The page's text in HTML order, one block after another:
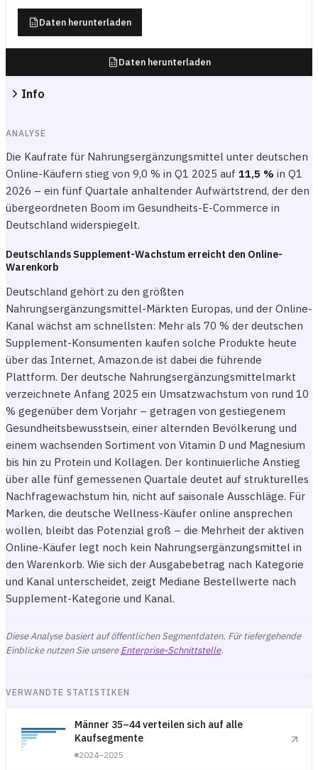
Daten herunterladen
Daten herunterladen
Info
ANALYSE
Die Kaufrate für Nahrungsergänzungsmittel unter deutschen
Online-Käufern stieg von 9,0 % in Q1 2025 auf 11,5 % in Q1
2026 – ein fünf Quartale anhaltender Aufwärtstrend, der den
übergeordneten Boom im Gesundheits-E-Commerce in
Deutschland widerspiegelt.
Deutschlands Supplement-Wachstum erreicht den Online-
Warenkorb
Deutschland gehört zu den größten
Nahrungsergänzungsmittel-Märkten Europas, und der Online-
Kanal wächst am schnellsten: Mehr als 70 % der deutschen
Supplement-Konsumenten kaufen solche Produkte heute
über das Internet, Amazon.de ist dabei die führende
Plattform. Der deutsche Nahrungsergänzungsmittelmarkt
verzeichnete Anfang 2025 ein Umsatzwachstum von rund 10
% gegenüber dem Vorjahr – getragen von gestiegenem
Gesundheitsbewusstsein, einer alternden Bevölkerung und
einem wachsenden Sortiment von Vitamin D und Magnesium
bis hin zu Protein und Kollagen. Der kontinuierliche Anstieg
über alle fünf gemessenen Quartale deutet auf strukturelles
Nachfragewachstum hin, nicht auf saisonale Ausschläge. Für
Marken, die deutsche Wellness-Käufer online ansprechen
wollen, bleibt das Potenzial groß – die Mehrheit der aktiven
Online-Käufer legt noch kein Nahrungsergänzungsmittel in
den Warenkorb. Wie sich der Ausgabebetrag nach Kategorie
und Kanal unterscheidet, zeigt Mediane Bestellwerte nach
Supplement-Kategorie und Kanal.
Diese Analyse basiert auf öffentlichen Segmentdaten. Für tiefergehende
Einblicke nutzen Sie unsereEnterprise-Schnittstelle.
VERWANDTE STATISTIKEN
Männer 35–44 verteilen sich auf alle
Kaufsegmente
2024–2025